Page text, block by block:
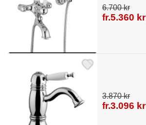
6.700 kr
fr.5.360 kr
3.870 kr
fr.3.096 kr